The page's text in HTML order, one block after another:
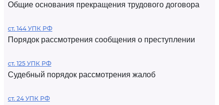
Общие основания прекращения трудового договора
ст. 144 УПК РФ
Порядок рассмотрения сообщения о преступлении
ст. 125 УПК РФ
Судебный порядок рассмотрения жалоб
ст. 24 УПК РФ